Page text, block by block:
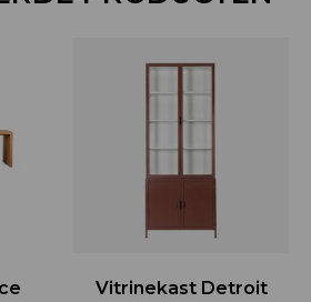
Vitrinekast Detroit